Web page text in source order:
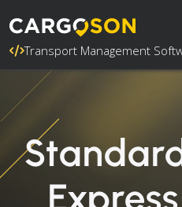
Transport Management